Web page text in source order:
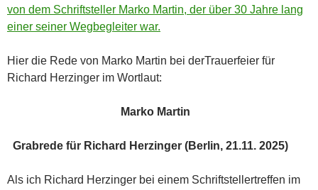
von dem Schriftsteller Marko Martin, der über 30 Jahre lang
einer seiner Wegbegleiter war.
Hier die Rede von Marko Martin bei derTrauerfeier für
Richard Herzinger im Wortlaut:
Marko Martin
Grabrede für Richard Herzinger (Berlin, 21.11. 2025)
Als ich Richard Herzinger bei einem Schriftstellertreffen im